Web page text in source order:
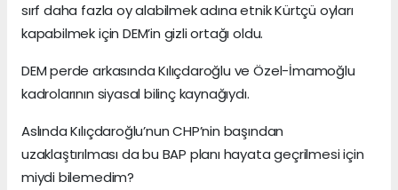
sırf daha fazla oy alabilmek adına etnik Kürtçü oyları
kapabilmek için DEM’in gizli ortağı oldu.
DEM perde arkasında Kılıçdaroğlu ve Özel-İmamoğlu
kadrolarının siyasal bilinç kaynağıydı.
Aslında Kılıçdaroğlu’nun CHP’nin başından
uzaklaştırılması da bu BAP planı hayata geçrilmesi için
miydi bilemedim?